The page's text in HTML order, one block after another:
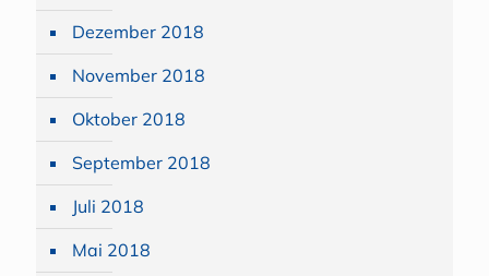
Dezember 2018
November 2018
Oktober 2018
September 2018
Juli 2018
Mai 2018